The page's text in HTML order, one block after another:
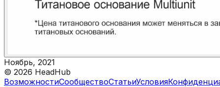
Ноябрь, 2021
© 2026 HeadHub
ВозможностиСообществоСтатьиУсловия